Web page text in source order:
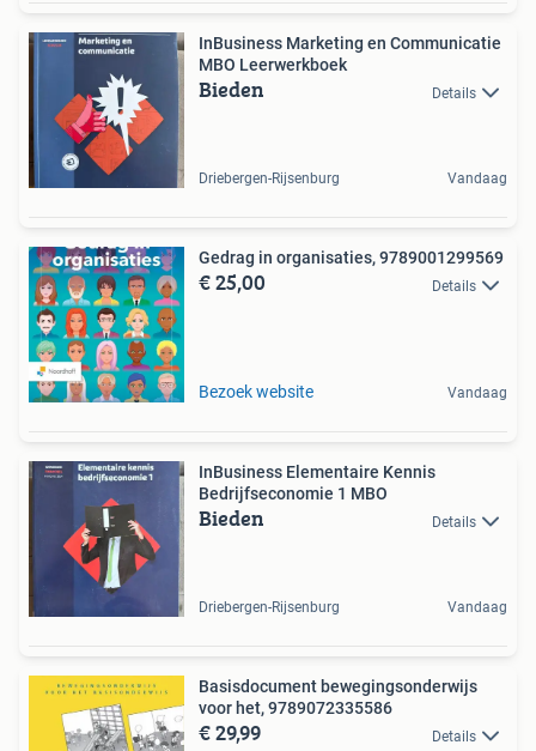
InBusiness Marketing en Communicatie
MBO Leerwerkboek
Bieden Details
Driebergen-Rijsenburg Vandaag
Gedrag in organisaties, 9789001299569
€ 25,00 Details
Bezoek website Vandaag
InBusiness Elementaire Kennis
Bedrijfseconomie 1 MBO
Bieden Details
Driebergen-Rijsenburg Vandaag
Basisdocument bewegingsonderwijs
voor het, 9789072335586
€ 29,99 Details